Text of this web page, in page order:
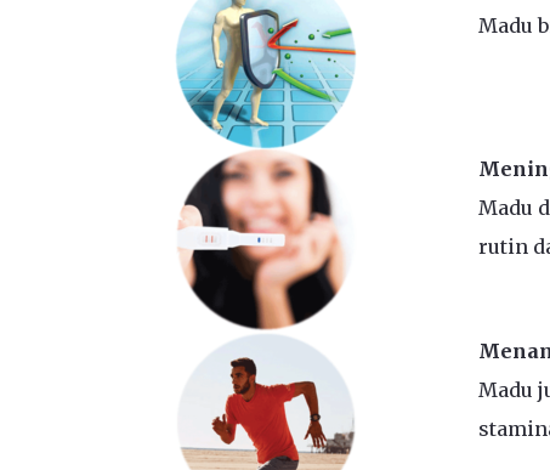
Madu
Madu
rutin
Madu